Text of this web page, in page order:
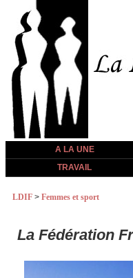
A LA UNE
TRAVAIL
LDIF > Femmes et sport
La Fédération